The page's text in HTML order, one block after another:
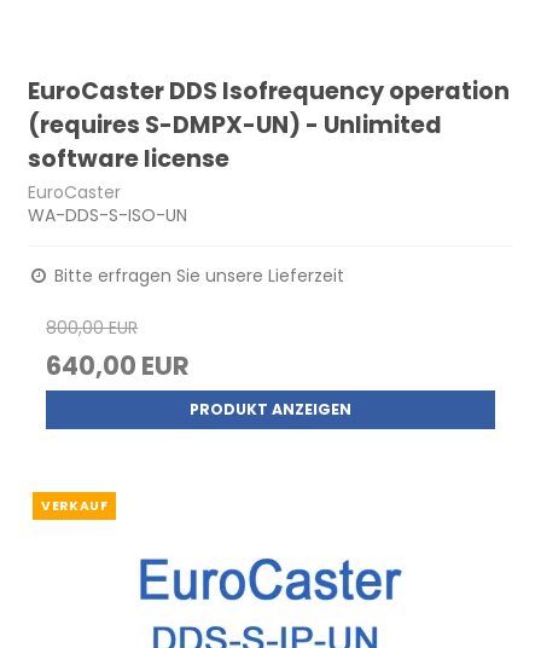
EuroCaster DDS Isofrequency operation
(requires S-DMPX-UN) - Unlimited
software license
EuroCaster
WA-DDS-S-ISO-UN
Bitte erfragen Sie unsere Lieferzeit
800,00 EUR
640,00 EUR
PRODUKT ANZEIGEN
VERKAUF